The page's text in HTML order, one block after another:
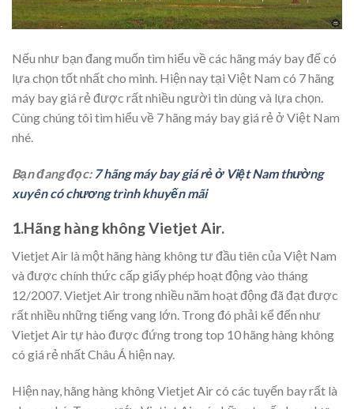
Nếu như bạn đang muốn tìm hiểu về các hãng máy bay để có
lựa chọn tốt nhất cho minh. Hiện nay tại Việt Nam có 7 hãng
máy bay giá rẻ được rất nhiều người tin dùng và lựa chọn.
Cùng chúng tôi tìm hiểu về 7 hãng máy bay giá rẻ ở Việt Nam
nhé.
Bạn đang đọc: 7 hãng máy bay giá rẻ ở Việt Nam thường
xuyên có chương trình khuyến mãi
1.Hãng hàng không Vietjet Air.
Vietjet Air là một hãng hàng không tư đầu tiên của Việt Nam
và được chính thức cấp giấy phép hoạt động vào tháng
12/2007. Vietjet Air trong nhiều năm hoạt động đã đạt được
rất nhiều những tiếng vang lớn. Trong đó phải kể đến như
Vietjet Air tự hào được đứng trong top 10 hãng hàng không
có giá rẻ nhất Châu Á hiện nay.
Hiện nay, hãng hàng không Vietjet Air có các tuyến bay rất là